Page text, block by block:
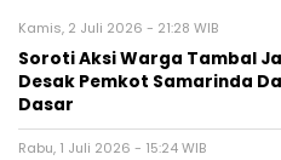
Kamis, 2 Juli 2026 - 21:28 WIB
Soroti Aksi Warga Tambal
Desak Pemkot Samarinda
Dasar
Rabu, 1 Juli 2026 - 15:24 WIB